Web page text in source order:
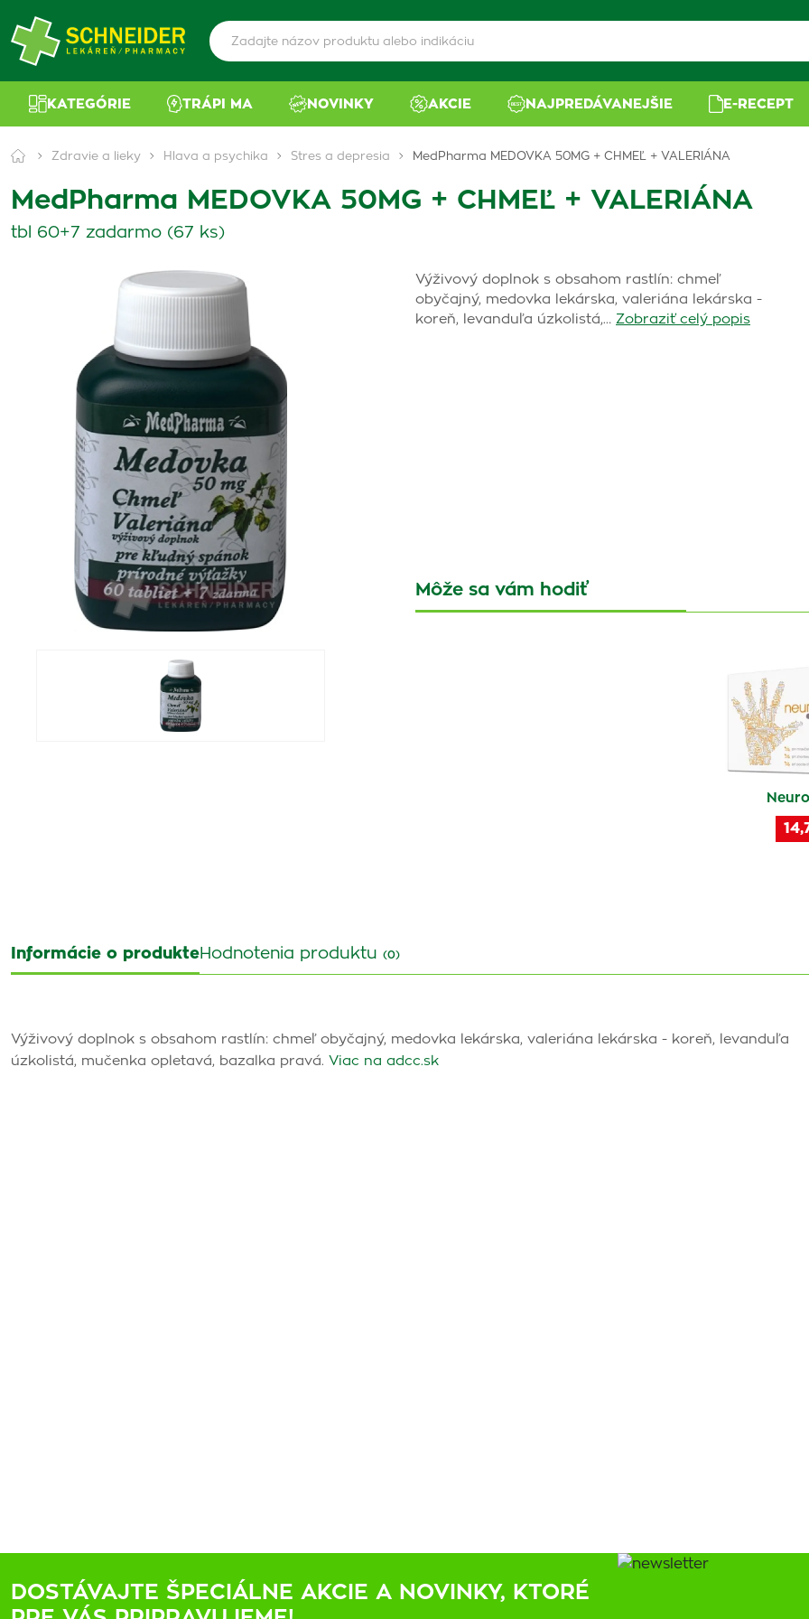
KATEGÓRIE TRÁPI MA NOVINKY AKCIE NAJPREDÁVANEJŠIE E-RECEPT
Zdravie a lieky Hlava a psychika Stres a depresia MedPharma MEDOVKA 50MG + CHMEĽ + VALERIÁNA
MedPharma MEDOVKA 50MG + CHMEĽ + VALERIÁNA
tbl 60+7 zadarmo (67 ks)
Výživový doplnok s obsahom rastlín: chmeľ
obyčajný, medovka lekárska, valeriána lekárska -
koreň, levanduľa úzkolistá,… Zobraziť celý popis
Môže sa vám hodiť
Informácie o produkteHodnotenia produktu (0)
Výživový doplnok s obsahom rastlín: chmeľ obyčajný, medovka lekárska, valeriána lekárska - koreň, levanduľa
úzkolistá, mučenka opletavá, bazalka pravá. Viac na adcc.sk
DOSTÁVAJTE ŠPECIÁLNE AKCIE A NOVINKY, KTORÉ